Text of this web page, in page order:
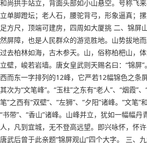
和尚拱手站立，背面头部如小山悬空。号称飞
立单脚蹬坛；老人石，腰驼背弓，形象逼真；
足方尺，顶端可建房，四周如大厦挑 二、锦屏
然屏障，也是人民群众的游览胜地。山势拔地而
过去柏林如海，古木参天。山，俗称柏杷山，
立壁，峻若岩墙。唐女皇武则天赐名曰：“锦屏
西而东一字排列的12峰，它严若12幅锦色之条屏
其次为“文笔峰”。“玉柱”之东有“老人”、“烟霞”
笔”之西有“双壁”、“左狮”、“夕阳”诸峰。“文笔”
“书带”、“香山”诸峰。山峰并立，犹如一幅幅
人，凡到宜城，无不登高远望。即兴咏怀，怀
唐武后曾于此亲题“锦屏观山”四个大字。 三、